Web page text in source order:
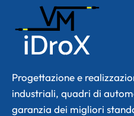
Progettazione e
industriali, quadri di
garanzia dei migliori